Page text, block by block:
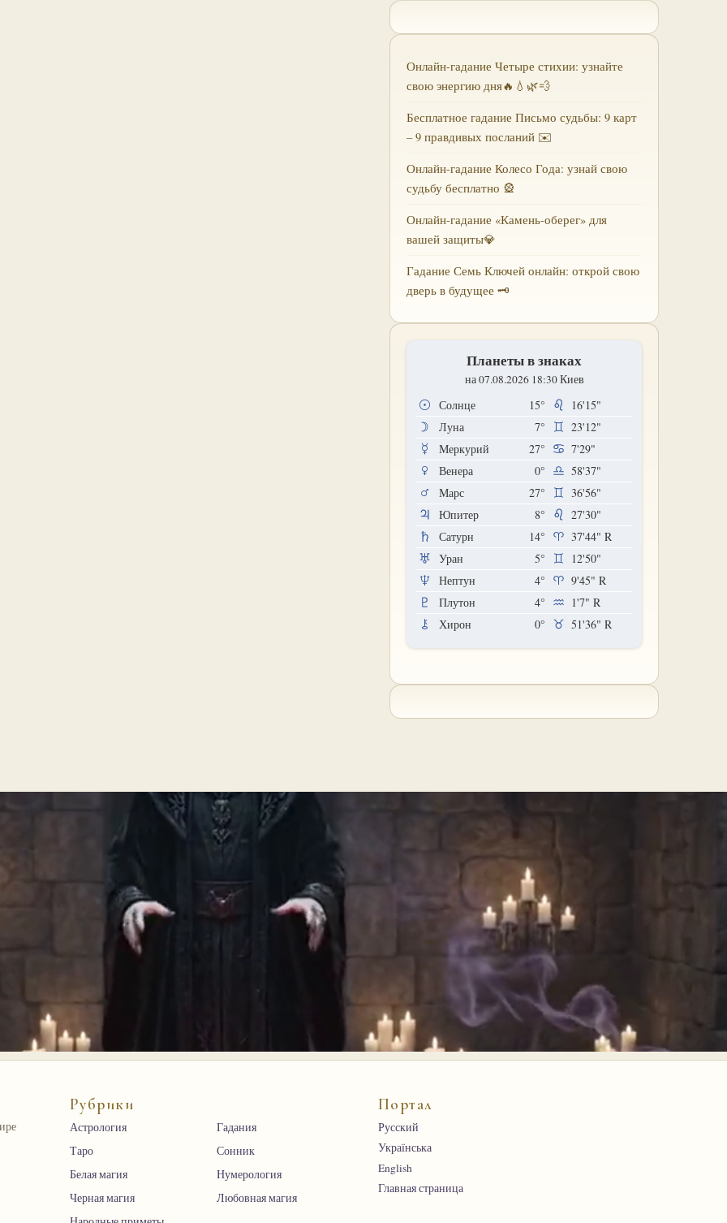
Онлайн-гадание Четыре стихии: узнайте
свою энергию дня🔥💧🌿💨
Бесплатное гадание Письмо судьбы: 9 карт
– 9 правдивых посланий ✉️
Онлайн-гадание Колесо Года: узнай свою
судьбу бесплатно 🎡
Онлайн-гадание «Камень-оберег» для
вашей защиты💎
Гадание Семь Ключей онлайн: открой свою
дверь в будущее 🗝
Планеты в знаках
на 07.08.2026 18:30 Киев
Солнце 15°
16'15"
Луна
7°
23'12"
Меркурий
27°
7'29"
Венера
0°
58'37"
Марс
27°
36'56"
Юпитер
8°
27'30"
Сатурн
14° 37'44" R
Уран
5°
12'50"
Нептун
4° 9'45" R
Плутон
4° 1'7" R
Хирон
0° 51'36" R
Рубрики
Астрология
Гадания
Таро
Сонник
Белая магия
Нумерология
Черная магия
Любовная магия
Портал
Русский
Українська
English
Главная страница